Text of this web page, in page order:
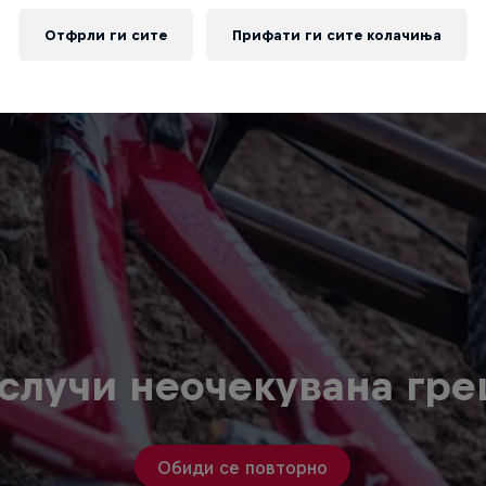
неочекувана
Обиди се повторно
Отфрли ги сите Прифати ги сите колачиња